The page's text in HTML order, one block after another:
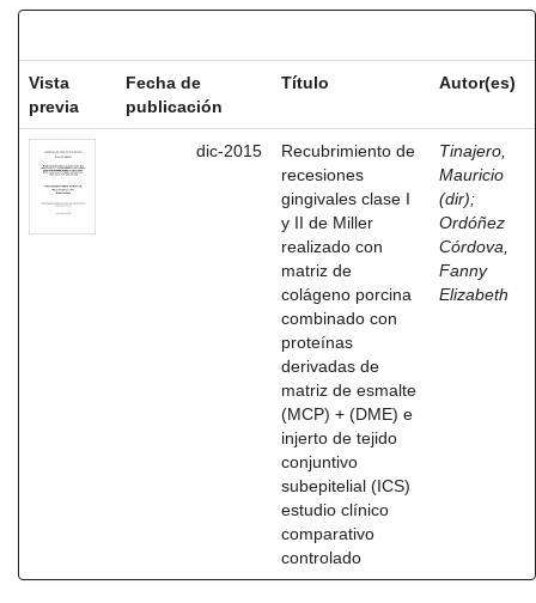
Vista
previa
Fecha de
publicación
Título Autor(es)
dic-2015
Recubrimiento de
recesiones
gingivales clase I
y II de Miller
realizado con
matriz de
colágeno porcina
combinado con
proteínas
derivadas de
matriz de esmalte
(MCP) + (DME) e
injerto de tejido
conjuntivo
subepitelial (ICS)
estudio clínico
comparativo
controlado
Tinajero,
Mauricio
(dir);
Ordóñez
Córdova,
Fanny
Elizabeth